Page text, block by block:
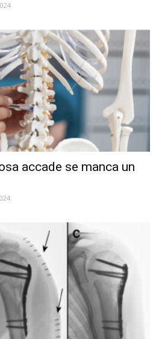
accade se manca un